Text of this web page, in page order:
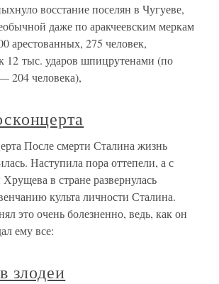
восстание поселян в Чугуеве,
даже по аракчеевским меркам
арестованных, 275 человек,
12 тыс. ударов шпицрутенами (по
204 человека),
После смерти Сталина жизнь
Наступила пора оттепели, а с
в стране развернулась
культа личности Сталина.
это очень болезненно, ведь, как он
ему все:
злодеи